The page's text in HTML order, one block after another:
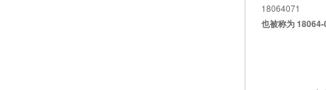
18064071
也被称为 18064-